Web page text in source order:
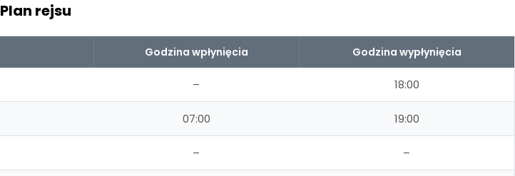
Plan rejsu
Godzina wpłynięcia Godzina wypłynięcia
– 18:00
07:00 19:00
– –